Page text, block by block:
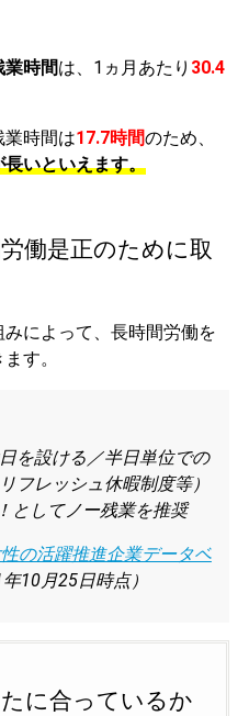
時間は、1ヵ月あたり 30.4
時間は17.7時間のため、
いといえます。
働是正のために取
によって、長時間労働を
す。
を設ける／半日単位での
フレッシュ休暇制度等）
としてノー残業を推奨
の活躍推進企業データベ
10月25日時点）
に合っているか